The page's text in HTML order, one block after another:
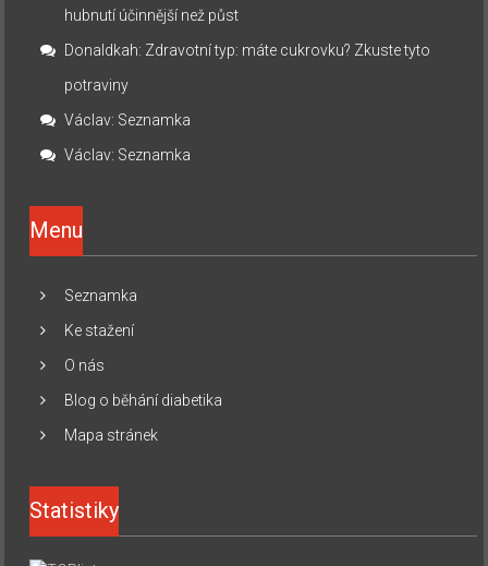
hubnutí účinnější než půst
Donaldkah: Zdravotní typ: máte cukrovku? Zkuste tyto
potraviny
Václav: Seznamka
Václav: Seznamka
Menu
Seznamka
Ke stažení
O nás
Blog o běhání diabetika
Mapa stránek
Statistiky